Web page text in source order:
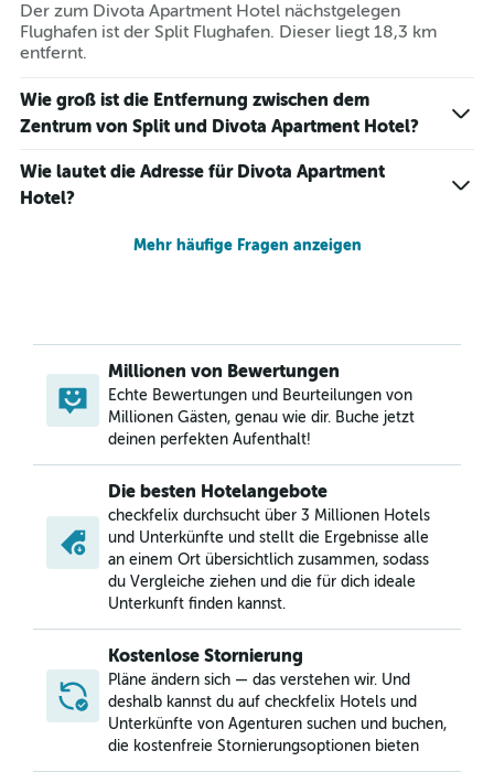
Der zum Divota Apartment Hotel nächstgelegen
Flughafen ist der Split Flughafen. Dieser liegt 18,3 km
entfernt.
Wie groß ist die Entfernung zwischen dem
Zentrum von Split und Divota Apartment Hotel?
Wie lautet die Adresse für Divota Apartment
Hotel?
Mehr häufige Fragen anzeigen
Millionen von Bewertungen
Echte Bewertungen und Beurteilungen von
Millionen Gästen, genau wie dir. Buche jetzt
deinen perfekten Aufenthalt!
Die besten Hotelangebote
checkfelix durchsucht über 3 Millionen Hotels
und Unterkünfte und stellt die Ergebnisse alle
an einem Ort übersichtlich zusammen, sodass
du Vergleiche ziehen und die für dich ideale
Unterkunft finden kannst.
Kostenlose Stornierung
Pläne ändern sich — das verstehen wir. Und
deshalb kannst du auf checkfelix Hotels und
Unterkünfte von Agenturen suchen und buchen,
die kostenfreie Stornierungsoptionen bieten